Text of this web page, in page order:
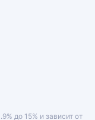
до 15% и зависит от